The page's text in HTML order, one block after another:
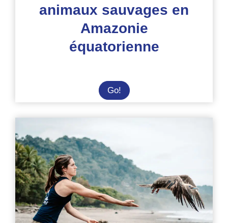
animaux sauvages en
Amazonie
équatorienne
Go!Immersion
dans
animaux
sauvages
en
Amazonie
équatorienne